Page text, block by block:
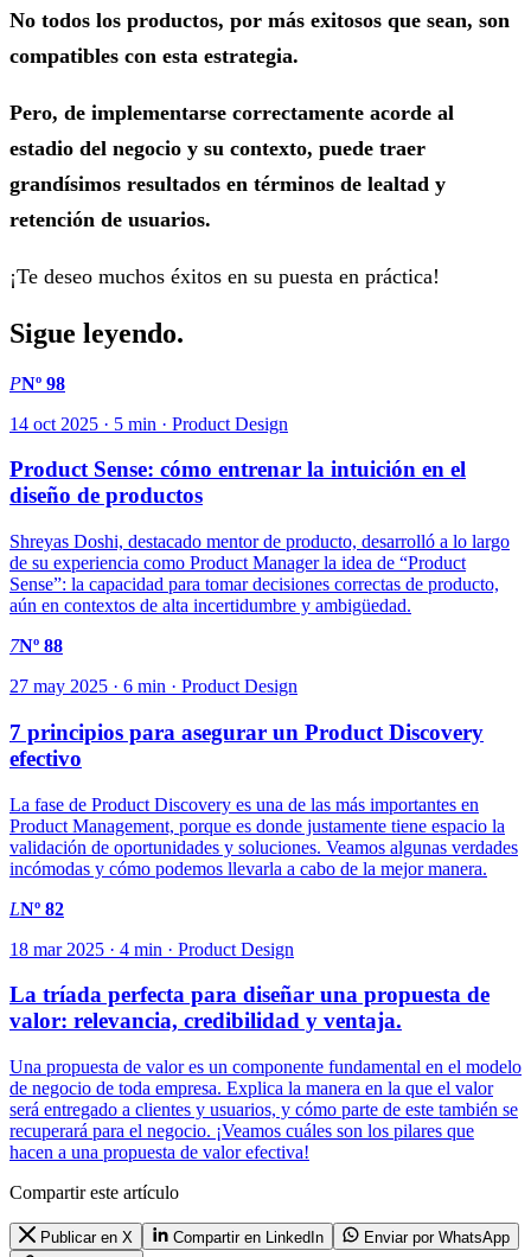
No todos los productos, por más exitosos que sean, son
compatibles con esta estrategia.
Pero, de implementarse correctamente acorde al
estadio del negocio y su contexto, puede traer
grandísimos resultados en términos de lealtad y
retención de usuarios.
¡Te deseo muchos éxitos en su puesta en práctica!
Sigue leyendo.
PNº 98
14 oct 2025 · 5 min · Product Design
Product Sense: cómo entrenar la intuición en el
diseño de productos
Shreyas Doshi, destacado mentor de producto, desarrolló a lo largo
de su experiencia como Product Manager la idea de “Product
Sense”: la capacidad para tomar decisiones correctas de producto,
aún en contextos de alta incertidumbre y ambigüedad.
7Nº 88
27 may 2025 · 6 min · Product Design
7 principios para asegurar un Product Discovery
efectivo
La fase de Product Discovery es una de las más importantes en
Product Management, porque es donde justamente tiene espacio la
validación de oportunidades y soluciones. Veamos algunas verdades
incómodas y cómo podemos llevarla a cabo de la mejor manera.
LNº 82
18 mar 2025 · 4 min · Product Design
La tríada perfecta para diseñar una propuesta de
valor: relevancia, credibilidad y ventaja.
Una propuesta de valor es un componente fundamental en el modelo
de negocio de toda empresa. Explica la manera en la que el valor
será entregado a clientes y usuarios, y cómo parte de este también se
recuperará para el negocio. ¡Veamos cuáles son los pilares que
hacen a una propuesta de valor efectiva!
Compartir este artículo
Publicar en X Compartir en LinkedIn
Enviar por WhatsApp